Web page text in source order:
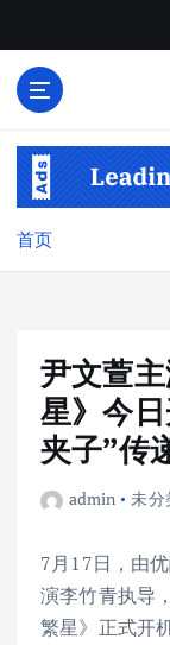
首页
尹文萱
星》今
夹子”传
admin 未分
7月17日，由
演李竹青执导
繁星》正式开